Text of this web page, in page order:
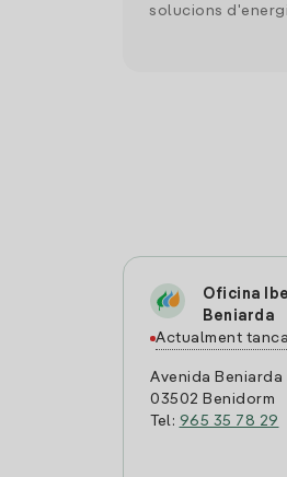
solucions
Oficina
Beniarda
Actualment
Avenida Beniarda
03502 Benidorm
Tel: 965 35 78 29